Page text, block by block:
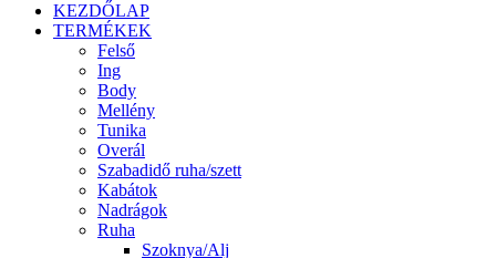
KEZDŐLAP
TERMÉKEK
Felső
Ing
Body
Mellény
Tunika
Overál
Szabadidő ruha/szett
Kabátok
Nadrágok
Ruha
Szoknya/Alj